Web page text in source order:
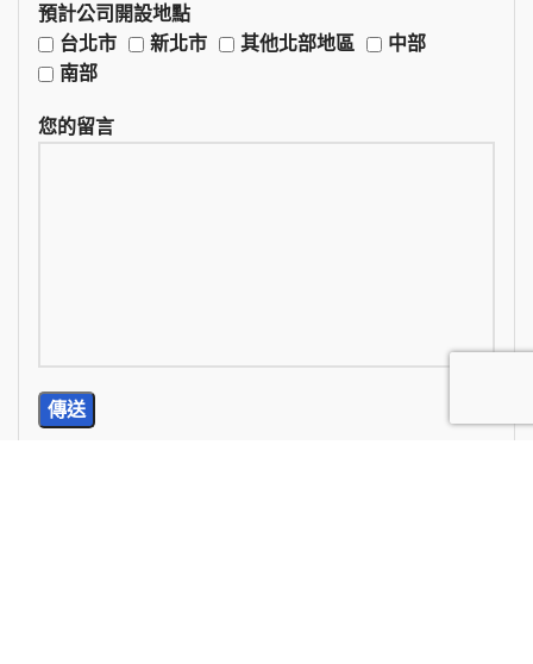
預計公司開設地點
台北市
新北市 其他北部地區
中部
南部
您的留言